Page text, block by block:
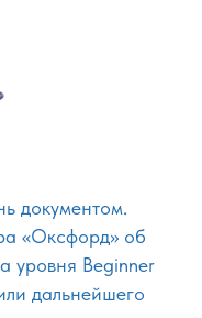
документом.
«Оксфорд» об
уровня Beginner
дальнейшего